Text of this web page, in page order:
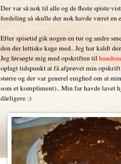
Der var så nok til alle og de fleste spiste
fordeling så skulle der nok havde været en
Efter spisetid gik nogen en tur og andre
den der lettiske kage med.. Jeg har kaldt
Jeg førsøgte mig med opskriften til
oplagt tidspunkt at få afprøvet min
større og der var generel enighed om at
som et kompliment).. Min far havde lavet
dårligere :)